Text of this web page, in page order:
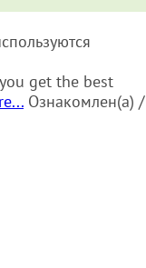
get the best
Ознакомлен(а) /